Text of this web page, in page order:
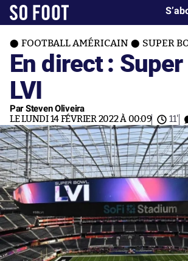
FOOTBALL AMÉRICAIN SUPER
En direct :
LVI
Par Steven Oliveira
LE LUNDI 14 FÉVRIER 2022 À 00:09 11'